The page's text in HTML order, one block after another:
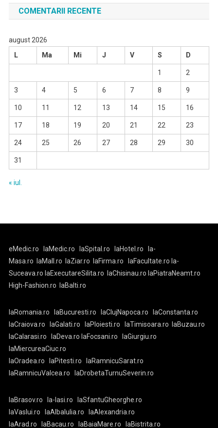
COMENTARII RECENTE
august 2026
L
Ma Mi J V S D
1 2
3 4 5 6 7 8 9
10 11 12 13 14 15 16
17 18 19 20 21 22 23
24 25 26 27 28 29 30
31
« iul.
eMedic.ro laMedic.ro laSpital.ro laHotel.ro
la-
Masa.ro
laMall.ro laZiar.ro laFirma.ro laFacultate.ro la-
Suceava.ro laExecutareSilita.ro laChisinau.ro laPiatraNeamt.ro
High-Fashion.ro
laBalti.ro
laRomania.ro laBucuresti.ro laClujNapoca.ro
laConstanta.ro
laCraiova.ro
laGalati.ro laPloiesti.ro laTimisoara.ro
laBuzau.ro
laCalarasi.ro
laDeva.ro laFocsani.ro
laGiurgiu.ro
laMiercureaCiuc.ro
laOradea.ro
laPitesti.ro
laRamnicuSarat.ro
laRamnicuValcea.ro
laDrobetaTurnuSeverin.ro
laBrasov.ro la-Iasi.ro
laSfantuGheorghe.ro
laVaslui.ro
laAlbaIulia.ro
laAlexandria.ro
laArad.ro
laBacau.ro laBaiaMare.ro laBistrita.ro